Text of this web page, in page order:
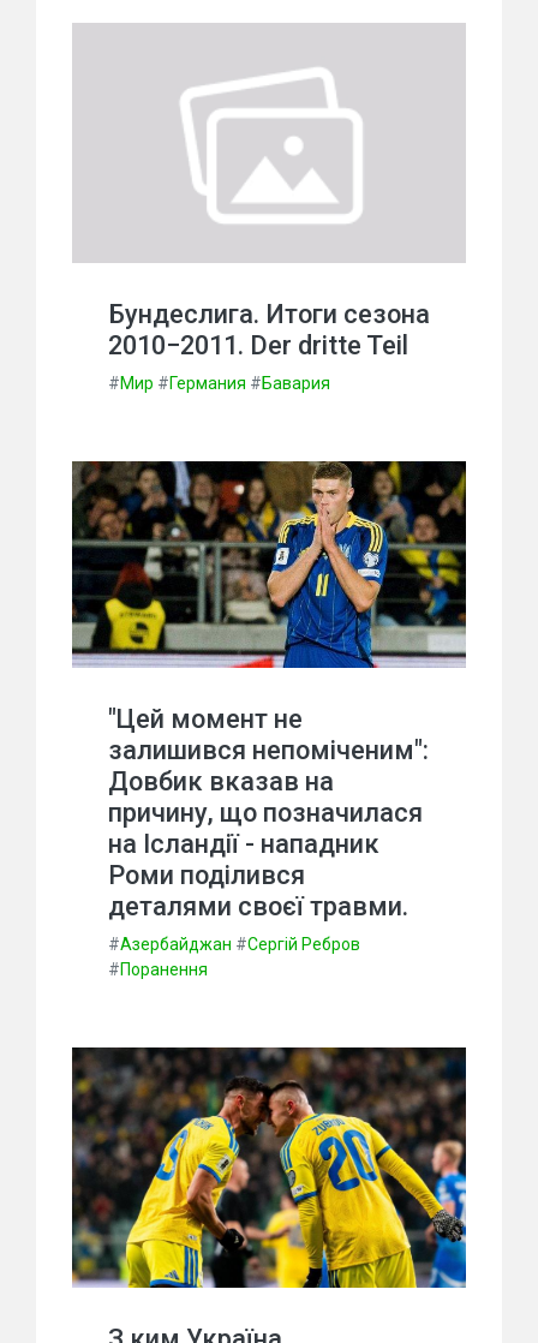
Бундеслига. Итоги сезона
2010−2011. Der dritte Teil
#Мир #Германия #Бавария
"Цей момент не
залишився непоміченим":
Довбик вказав на
причину, що позначилася
на Ісландії - нападник
Роми поділився
деталями своєї травми.
#Азербайджан #Сергій Ребров
#Поранення